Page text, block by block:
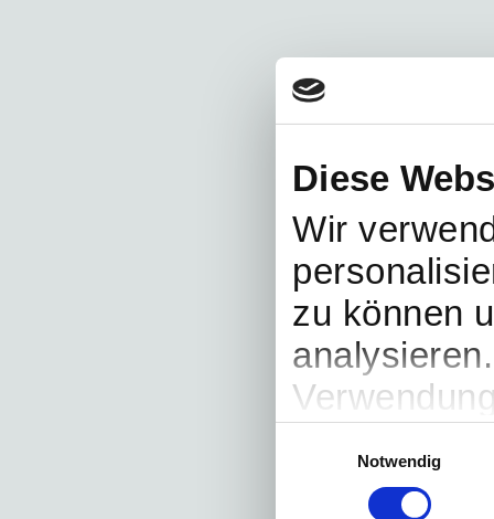
Diese
Wir
zu können
Partner
Notwendig